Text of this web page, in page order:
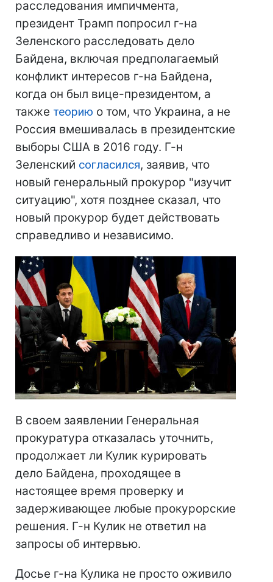
расследования импичмента,
президент Трамп попросил г-на
Зеленского расследовать дело
Байдена, включая предполагаемый
конфликт интересов г-на Байдена,
когда он был вице-президентом, а
также теорию о том, что Украина, а не
Россия вмешивалась в президентские
выборы США в 2016 году. Г-н
Зеленский согласился, заявив, что
новый генеральный прокурор "изучит
ситуацию", хотя позднее сказал, что
новый прокурор будет действовать
справедливо и независимо.
В своем заявлении Генеральная
прокуратура отказалась уточнить,
продолжает ли Кулик курировать
дело Байдена, проходящее в
настоящее время проверку и
задерживающее любые прокурорские
решения. Г-н Кулик не ответил на
запросы об интервью.
Досье г-на Кулика не просто оживило